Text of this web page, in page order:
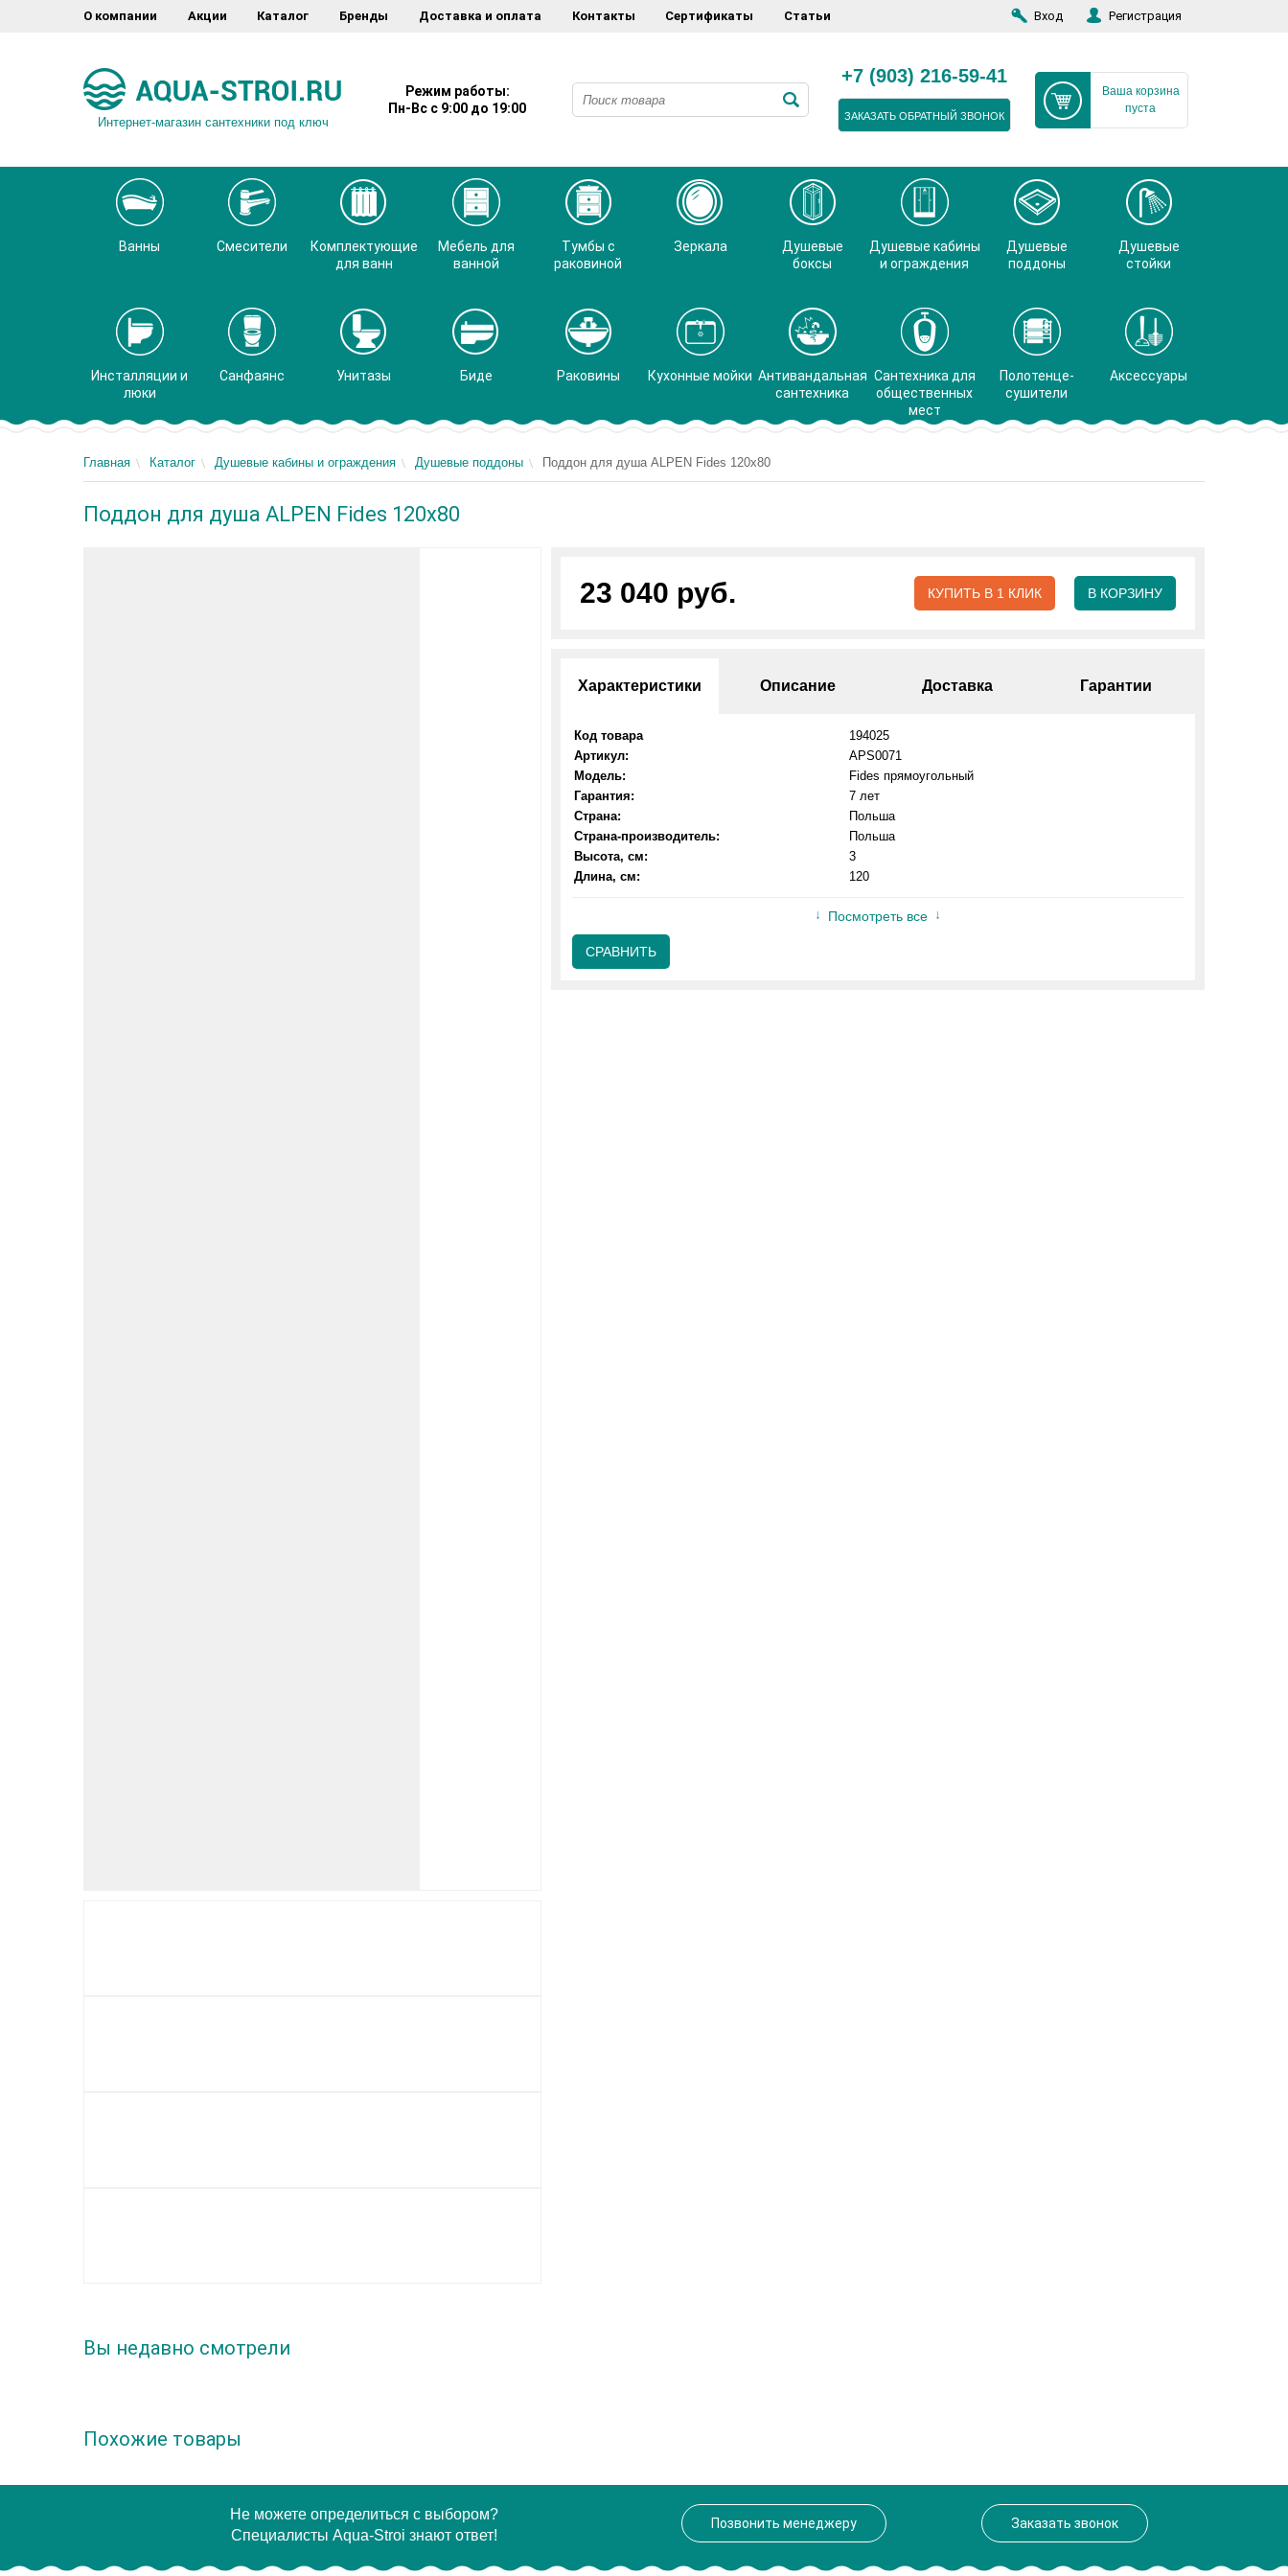
О компании Акции Каталог Бренды Доставка и оплата Контакты Сертификаты Статьи Вход Регистрация
Интернет-магазин сантехники под ключ
Режим работы:
Пн-Вс с 9:00 до 19:00
+7 (903) 216-59-41
ЗАКАЗАТЬ ОБРАТНЫЙ ЗВОНОК
Ваша корзина
пуста
Ванны Смесители
Комплектующие
для ванн
Мебель для
ванной
Тумбы с
раковиной
Зеркала
Душевые
боксы
Душевые кабины
и ограждения
Душевые
поддоны
Душевые
стойки
Инсталляции и
люки
Санфаянс Унитазы Биде Раковины Кухонные мойки Антивандальная
сантехника
Сантехника для
общественных
мест
Полотенце-
сушители
Аксессуары
Главная Каталог Душевые кабины и ограждения Душевые поддоны Поддон для душа ALPEN Fides 120x80
Поддон для душа ALPEN Fides 120x80
23 040 руб. КУПИТЬ В 1 КЛИК В КОРЗИНУ
Характеристики Описание Доставка Гарантии
Код товара
194025
Артикул:
APS0071
Модель:
Fides прямоугольный
Гарантия:
7 лет
Страна:
Польша
Страна-производитель:
Польша
Высота, см:
3
Длина, см:
120
Посмотреть все
СРАВНИТЬ
Вы недавно смотрели
Похожие товары
Не можете определиться с выбором?
Специалисты Aqua-Stroi знают ответ!
Позвонить менеджеру Заказать звонок